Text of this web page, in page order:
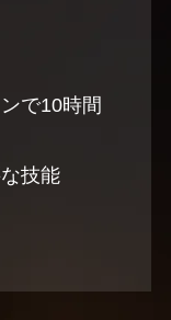
で10時間
技能